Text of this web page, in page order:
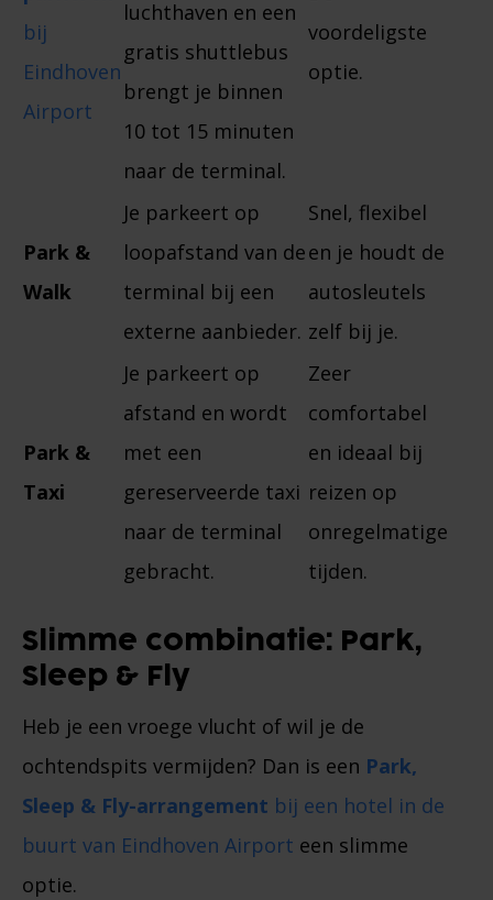
bij
Eindhoven
Airport
luchthaven en een
gratis shuttlebus
brengt je binnen
10 tot 15 minuten
naar de terminal.
voordeligste
optie.
Park &
Walk
Je parkeert op
loopafstand van de
terminal bij een
externe aanbieder.
Snel, flexibel
en je houdt de
autosleutels
zelf bij je.
Park &
Taxi
Je parkeert op
afstand en wordt
met een
gereserveerde taxi
naar de terminal
gebracht.
Zeer
comfortabel
en ideaal bij
reizen op
onregelmatige
tijden.
Slimme combinatie: Park,
Sleep & Fly
Heb je een vroege vlucht of wil je de
ochtendspits vermijden? Dan is een Park,
Sleep & Fly-arrangement bij een hotel in de
buurt van Eindhoven Airport een slimme
optie.